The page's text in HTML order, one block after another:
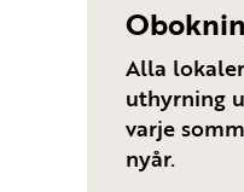
Alla
uthyrning
varje
nyår.